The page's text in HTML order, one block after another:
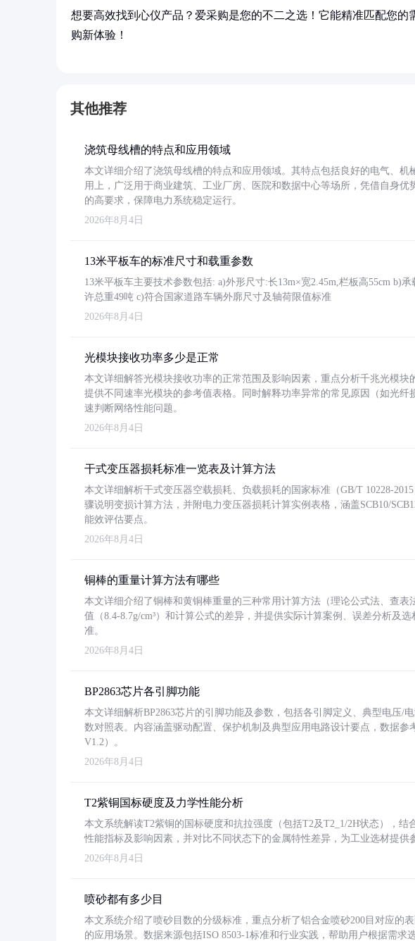
想要高效找到心仪产品？爱采购是您的不二之选！它能精准匹配您
购新体验！
其他推荐
浇筑母线槽的特点和应用领域
本文详细介绍了浇筑母线槽的特点和应用领域。其特点包括良好的电气、机
用上，广泛用于商业建筑、工业厂房、医院和数据中心等场所，凭借自身优
的高要求，保障电力系统稳定运行。
2026年8月4日
13米平板车的标准尺寸和载重参数
13米平板车主要技术参数包括: a)外形尺寸:长13m×宽2.45m,栏板高55cm b)
许总重49吨 c)符合国家道路车辆外廓尺寸及轴荷限值标准
2026年8月4日
光模块接收功率多少是正常
本文详细解答光模块接收功率的正常范围及影响因素，重点分析千兆光模块
提供不同速率光模块的参考值表格。同时解释功率异常的常见原因（如光
速判断网络性能问题。
2026年8月4日
干式变压器损耗标准一览表及计算方法
本文详细解析干式变压器空载损耗、负载损耗的国家标准（GB/T 10228-
骤说明变损计算方法，并附电力变压器损耗计算实例表格，涵盖SCB10/
能效评估要点。
2026年8月4日
铜棒的重量计算方法有哪些
本文详细介绍了铜棒和黄铜棒重量的三种常用计算方法（理论公式法、查表
值（8.4-8.7g/cm³）和计算公式的差异，并提供实际计算案例、误差分析及
准。
2026年8月4日
BP2863芯片各引脚功能
本文详细解析BP2863芯片的引脚功能及参数，包括各引脚定义、典型电压/
数对照表。内容涵盖驱动配置、保护机制及典型应用电路设计要点，数据参
V1.2）。
2026年8月4日
T2紫铜国标硬度及力学性能分析
本文系统解读T2紫铜的国标硬度和抗拉强度（包括T2及T2_1/2H状态），结
性能指标及影响因素，并对比不同状态下的金属特性差异，为工业选材提供
2026年8月4日
喷砂都有多少目
本文系统介绍了喷砂目数的分级标准，重点分析了铝合金喷砂200目对应的
的应用场景。数据来源包括ISO 8503-1标准和行业实践，帮助用户根据需求